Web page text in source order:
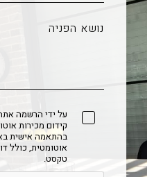
על ידי הרשמה
קידום מכירות
בהתאמה אישית
אוטומטית, כולל
טקסט.